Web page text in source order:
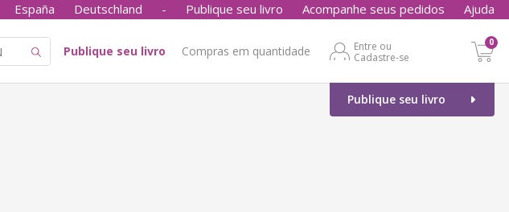
España Deutschland - Publique seu livro Acompanhe seus pedidos Ajuda
Publique seu livro Compras em quantidade
Entre ou
Cadastre-se
0
Publique seu livro